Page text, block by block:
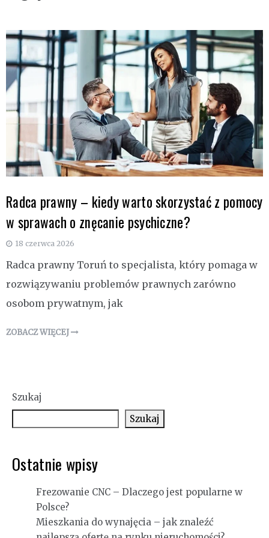
Radca prawny – kiedy warto skorzystać z pomocy
w sprawach o znęcanie psychiczne?
18 czerwca 2026
Radca prawny Toruń to specjalista, który pomaga w
rozwiązywaniu problemów prawnych zarówno
osobom prywatnym, jak
ZOBACZ WIĘCEJ
Szukaj
Szukaj
Ostatnie wpisy
Frezowanie CNC – Dlaczego jest popularne w
Polsce?
Mieszkania do wynajęcia – jak znaleźć